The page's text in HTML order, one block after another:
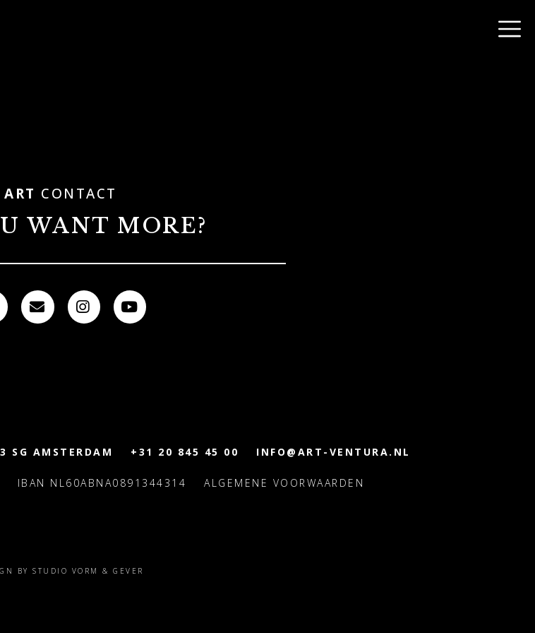
ART CONTACT
WANT MORE?
SG AMSTERDAM +31 20 845 45 00 INFO@ART-VENTURA.NL
IBAN NL60ABNA0891344314 ALGEMENE VOORWAARDEN
BY STUDIO VORM & GEVER